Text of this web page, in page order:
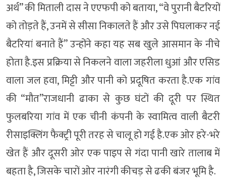
अर्थ” की मिताली दास ने एएफपी को बताया, “वे पुरानी बैटरियों
को तोड़ते हैं, उनमें से सीसा निकालते हैं और उसे पिघलाकर नई
बैटरियां बनाते हैं” उन्होंने कहा यह सब खुले आसमान के नीचे
होता है.इस प्रक्रिया से निकलने वाला जहरीला धुआं और एसिड
वाला जल हवा, मिट्टी और पानी को प्रदूषित करता है.एक गांव
की “मौत”राजधानी ढाका से कुछ घंटों की दूरी पर स्थित
फुलबरिया गांव में एक चीनी कंपनी के स्वामित्व वाली बैटरी
रीसाइक्लिंग फैक्ट्री पूरी तरह से चालू हो गई है.एक ओर हरे-भरे
खेत हैं और दूसरी ओर एक पाइप से गंदा पानी खारे तालाब में
बहता है, जिसके चारों ओर नारंगी कीचड़ से ढकी बंजर भूमि है.